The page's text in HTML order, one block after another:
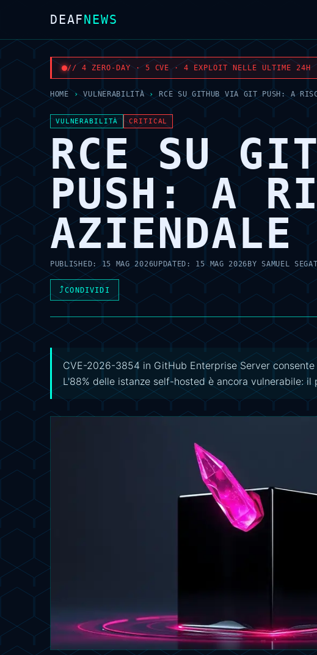
DEAFNEWS
// 4 ZERO-DAY · 5 CVE · 4 EXPLOIT NELLE ULTIME 24H
HOME › VULNERABILITÀ › RCE SU GITHUB VIA GIT PUSH: A
VULNERABILITÀ CRITICAL
RCE SU
PUSH: A
AZIENDALE
PUBLISHED:15 MAG 2026UPDATED: 15 MAG 2026 BY SAMUEL
⤴CONDIVIDI
CVE-2026-3854 in GitHub Enterprise Server consente
L'88% delle istanze self-hosted è ancora vulnerabile: il